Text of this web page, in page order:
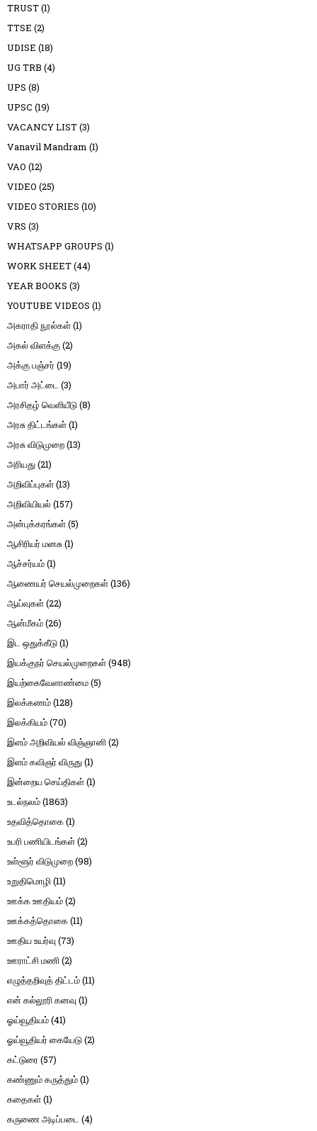
TRUST(1)
TTSE (2)
UDISE (18)
UG TRB (4)
UPS (8)
UPSC (19)
VACANCY LIST(3)
Vanavil Mandram (1)
VAO (12)
VIDEO (25)
VIDEO STORIES (10)
VRS (3)
WHATSAPP GROUPS (1)
WORK SHEET(44)
YEAR BOOKS (3)
YOUTUBE VIDEOS (1)
அகராதி நூல்கள்(1)
அகல் விளக்கு(2)
அக்கு பஞ்சர் (19)
அபார் அட்டை (3)
அரசிதழ் வெளியீடு(8)
அரசு திட்டங்கள்(1)
அரசு விடுமுறை(13)
அரியது(21)
அறிவிப்புகள்(13)
அறிவியியல் (157)
அன்புக்கரங்கள்(5)
ஆசிரியர் மனசு(1)
ஆச்சர்யம்(1)
ஆணையர் செயல்முறைகள்(136)
ஆய்வுகள்(22)
ஆன்மீகம்(26)
இட ஒதுக்கீடு(1)
இயக்குநர் செயல்முறைகள்(948)
இயற்கைவேளாண்மை(5)
இலக்கணம்(128)
இலக்கியம்(70)
இளம் அறிவியல் விஞ்ஞானி(2)
இளம் கவிஞர் விருது(1)
இன்றைய செய்திகள்(1)
உடல்நலம்(1863)
உதவித்தொகை(1)
உபரி பணியிடங்கள்(2)
உள்ளூர் விடுமுறை(98)
உறுதிமொழி(11)
ஊக்க ஊதியம்(2)
ஊக்கத்தொகை(11)
ஊதிய உயர்வு (73)
ஊராட்சி மணி(2)
எழுத்தறிவுத் திட்டம்(11)
என் கல்லூரி கனவு (1)
ஓய்வூதியம்(41)
ஓய்வூதியர் கையேடு(2)
கட்டுரை (57)
கண்ணும் கருத்தும்(1)
கதைகள்(1)
கருணை அடிப்படை (4)